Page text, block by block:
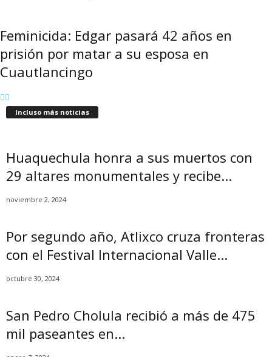
Feminicida: Edgar pasará 42 años en
prisión por matar a su esposa en
Cuautlancingo
Incluso más noticias
Huaquechula honra a sus muertos con
29 altares monumentales y recibe...
noviembre 2, 2024
Por segundo año, Atlixco cruza fronteras
con el Festival Internacional Valle...
octubre 30, 2024
San Pedro Cholula recibió a más de 475
mil paseantes en...